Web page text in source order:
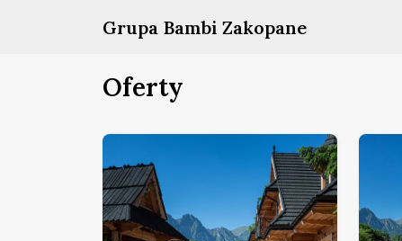
Grupa Bambi Zakopane
Oferty